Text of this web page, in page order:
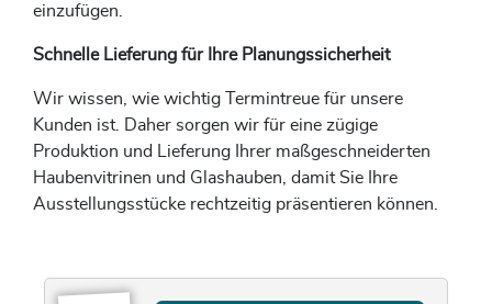
einzufügen. ​
Schnelle Lieferung für Ihre Planungssicherheit
Wir wissen, wie wichtig Termintreue für unsere
Kunden ist. Daher sorgen wir für eine zügige
Produktion und Lieferung Ihrer maßgeschneiderten
Haubenvitrinen und Glashauben, damit Sie Ihre
Ausstellungsstücke rechtzeitig präsentieren können.